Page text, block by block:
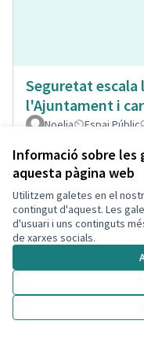
Informació sobre les
aquesta pàgina web
Utilitzem galetes en el
contingut d'aquest. Les
d'usuari i uns continguts
de xarxes socials.
Seguretat escala
l'Ajuntament i
Noelia Espai Públic
Museïtzació